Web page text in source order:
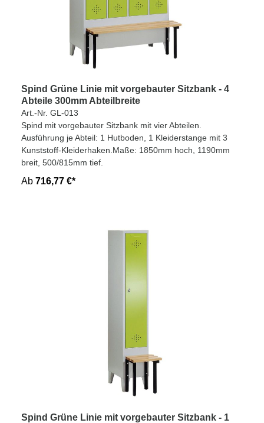
Spind Grüne Linie mit vorgebauter Sitzbank - 4
Abteile 300mm Abteilbreite
Art.-Nr. GL-013
Spind mit vorgebauter Sitzbank mit vier Abteilen.
Ausführung je Abteil: 1 Hutboden, 1 Kleiderstange mit 3
Kunststoff-Kleiderhaken.Maße: 1850mm hoch, 1190mm
breit, 500/815mm tief.
Ab 716,77 €*
Spind Grüne Linie mit vorgebauter Sitzbank - 1